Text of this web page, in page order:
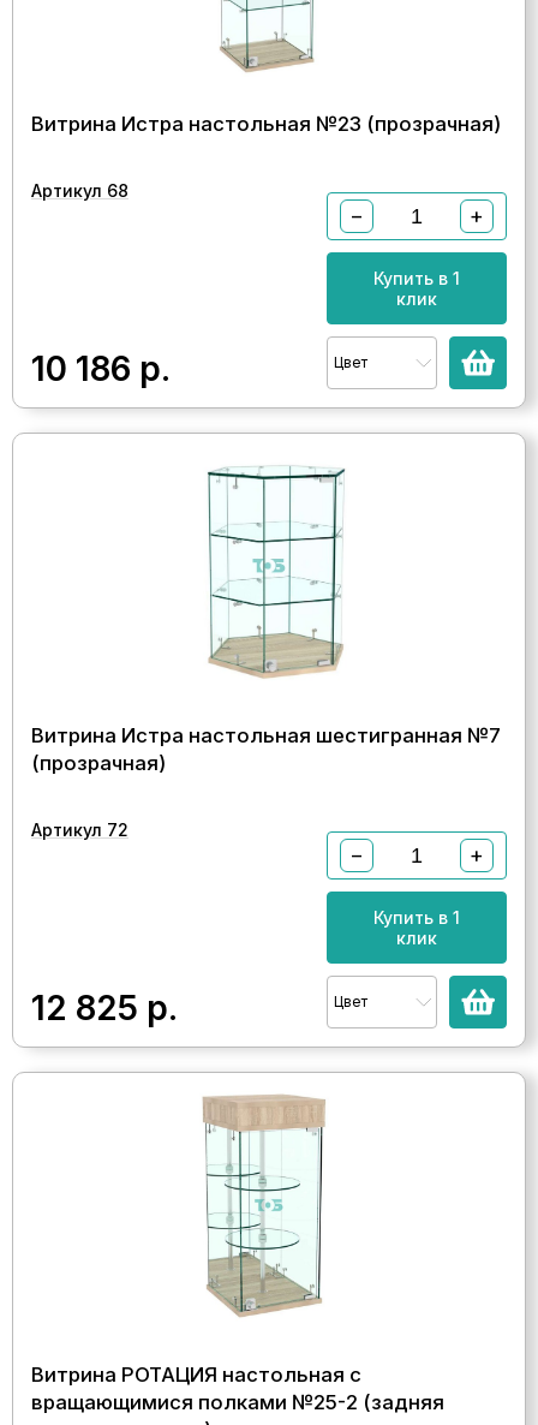
Витрина Истра настольная №23 (прозрачная)
Артикул 68
10 186 р.
− +
Купить в 1
клик
Цвет
Витрина Истра настольная шестигранная №7
(прозрачная)
Артикул 72
12 825 р.
− +
Купить в 1
клик
Цвет
Витрина РОТАЦИЯ настольная с
вращающимися полками №25-2 (задняя